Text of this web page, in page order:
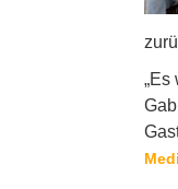
„Es